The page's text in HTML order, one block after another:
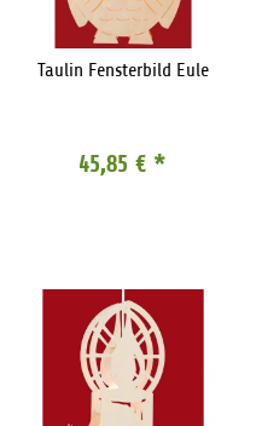
Taulin Fensterbild Eule
45,85 € *